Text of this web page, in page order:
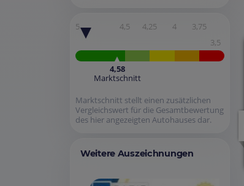
5 4,5 4,25 4
3,75
3,5
4,58
Marktschnitt
Marktschnitt stellt einen zusätzlichen
Vergleichswert für die Gesamtbewertung
des hier angezeigten Autohauses dar.
Weitere Auszeichnungen